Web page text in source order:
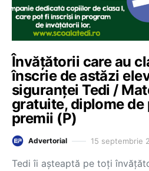
Învățătorii care au
înscrie de astăzi
siguranței Tedi /
gratuite, diplome
premii (P)
Advertorial 15 septembrie
Tedi îi așteaptă pe toți